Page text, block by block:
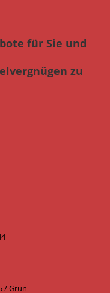
für Sie und
zu
/ Grün